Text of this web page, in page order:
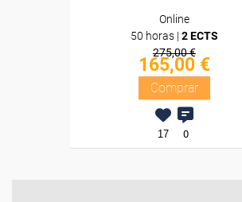
Online
50 horas | 2 ECTS
275,00 €
165,00 €
Comprar
17 0